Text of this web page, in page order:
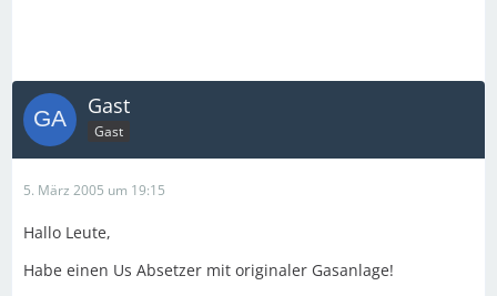
Gast
Gast
5. März 2005 um 19:15
Hallo Leute,
Habe einen Us Absetzer mit originaler Gasanlage!